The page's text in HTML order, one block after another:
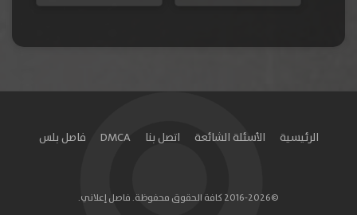
الرئيسية الأسئلة الشائعة اتصل بنا DMCA فاصل بلس
©2016-2026 كافة الحقوق محفوظة. فاصل إعلاني.